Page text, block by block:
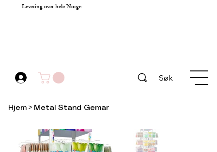
Levering over hele Norge
Søk
Hjem > Metal Stand Gemar